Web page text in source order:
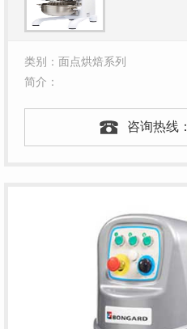
类别：面点烘焙系列
简介：
咨询热线：